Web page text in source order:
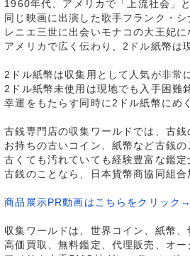
1960年代、アメリカで「上流社会」
同じ映画に出演した歌手フランク・
レニエ三世に出会いモナコの大王妃
アメリカで広く伝わり、2ドル紙幣は
2ドル紙幣は収集用として人気が非常
2ドル紙幣未使用は現地でも入手困難
幸運をもたらす同時に2ドル紙幣にめ
古銭専門店の収集ワールドでは、古
お持ちの古いコイン、紙幣など古銭
古くても汚れていても経験豊富な鑑
古銭のことなら、日本貨幣商協同組
商品展示PR動画はこちらをクリック
収集ワールドは、世界コイン、紙幣
高価買取、無料鑑定、代理販売、オ